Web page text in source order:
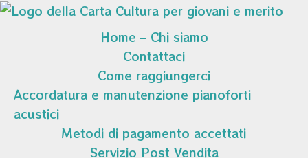
Home – Chi siamo
Contattaci
Come raggiungerci
Accordatura e manutenzione pianoforti
acustici
Metodi di pagamento accettati
Servizio Post Vendita